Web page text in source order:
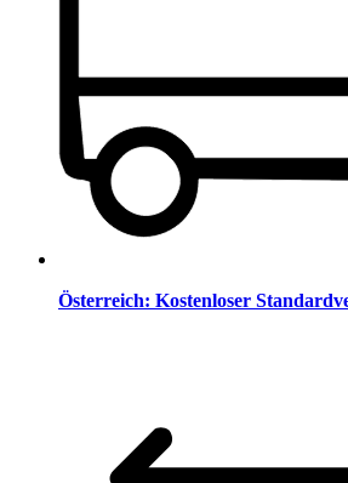
Österreich: Kostenloser